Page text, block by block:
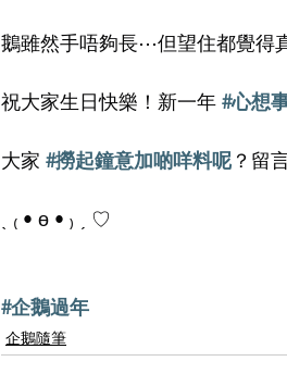
鵝雖然手唔夠長⋯但望住都覺得
祝大家生日快樂！新一年 #心想
大家 #撈起鐘意加啲咩料呢 ？留
ˎ ₍ • ө • ₎ ˏ ♡
#企鵝過年
企鵝隨筆